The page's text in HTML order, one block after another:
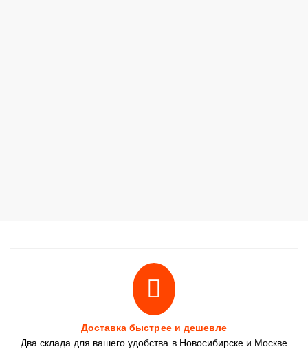
Доставка быстрее и дешевле
Два склада для вашего удобства в Новосибирске и Москве